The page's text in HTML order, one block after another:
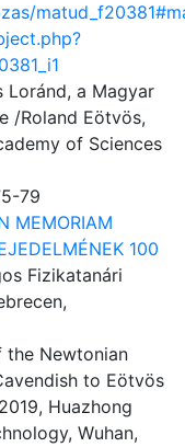
Loránd, a Magyar
/Roland Eötvös,
of Sciences
79
MEMORIAM
100
Fizikatanári
the Newtonian
to Eötvös
Huazhong
Wuhan,